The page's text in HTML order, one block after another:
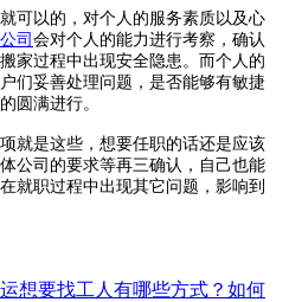
可以的，对个人的服务素质以及心
司 会对个人的能力进行考察，确认
家过程中出现安全隐患。而个人的
们妥善处理问题，是否能够有敏捷
圆满进行。
就是这些，想要任职的话还是应该
公司的要求等再三确认，自己也能
就职过程中出现其它问题，影响到
想要找工人有哪些方式？如何